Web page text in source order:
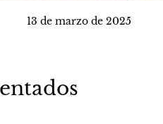
13 de marzo de 2025